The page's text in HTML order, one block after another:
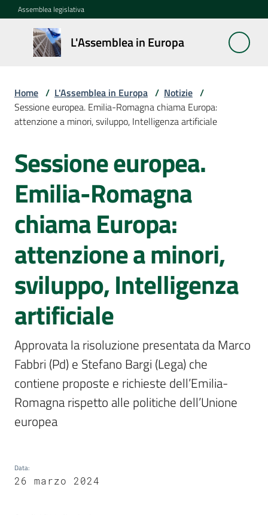
Vai al contenuto
Vai alla navigazione
Vai al footer
Assemblea legislativa
L'Assemblea in Europa
L'Assemblea
in Europa
Cos'è
la
La
Rete
regionale
Le
europee
Notizie
Assemblea
legislativa
Attività
Home / L'Assemblea in Europa / Notizie /
Sessione europea. Emilia-Romagna chiama Europa:
attenzione a minori, sviluppo, Intelligenza artificiale
Salta al contenuto
Sessione europea.
Emilia-Romagna
chiama Europa:
attenzione a minori,
sviluppo, Intelligenza
artificiale
Approvata la risoluzione presentata da Marco
Fabbri (Pd) e Stefano Bargi (Lega) che
contiene proposte e richieste dell’Emilia-
Romagna rispetto alle politiche dell’Unione
europea
Data:
26 marzo 2024